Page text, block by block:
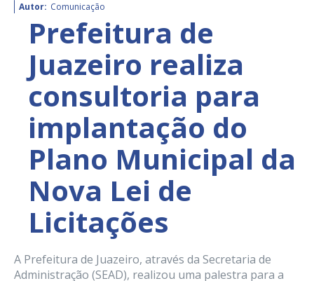
Autor: Comunicação
Prefeitura de
Juazeiro realiza
consultoria para
implantação do
Plano Municipal da
Nova Lei de
Licitações
A Prefeitura de Juazeiro, através da Secretaria de
Administração (SEAD), realizou uma palestra para a